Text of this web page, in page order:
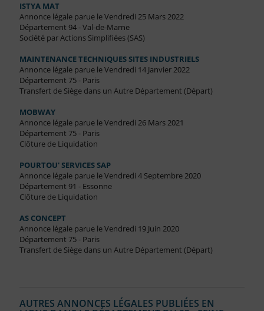
ISTYA MAT
Annonce légale parue le Vendredi 25 Mars 2022
Département 94 - Val-de-Marne
Société par Actions Simplifiées (SAS)
MAINTENANCE TECHNIQUES SITES INDUSTRIELS
Annonce légale parue le Vendredi 14 Janvier 2022
Département 75 - Paris
Transfert de Siège dans un Autre Département (Départ)
MOBWAY
Annonce légale parue le Vendredi 26 Mars 2021
Département 75 - Paris
Clôture de Liquidation
POURTOU' SERVICES SAP
Annonce légale parue le Vendredi 4 Septembre 2020
Département 91 - Essonne
Clôture de Liquidation
AS CONCEPT
Annonce légale parue le Vendredi 19 Juin 2020
Département 75 - Paris
Transfert de Siège dans un Autre Département (Départ)
AUTRES ANNONCES LÉGALES PUBLIÉES EN